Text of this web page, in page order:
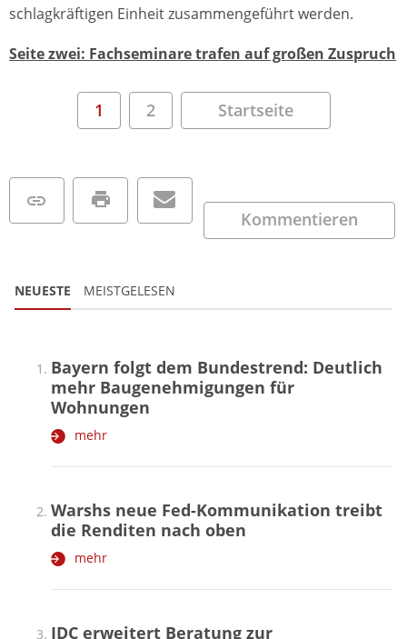
schlagkräftigen Einheit zusammengeführt werden.
Seite zwei: Fachseminare trafen auf großen Zuspruch
1 2 Startseite
Kommentieren
NEUESTE MEISTGELESEN
Bayern folgt dem Bundestrend: Deutlich
mehr Baugenehmigungen für
Wohnungen
mehr
Warshs neue Fed-Kommunikation treibt
die Renditen nach oben
mehr
JDC erweitert Beratung zur